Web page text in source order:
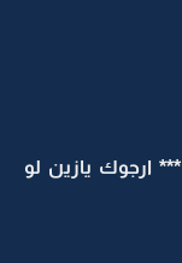
يازين لو